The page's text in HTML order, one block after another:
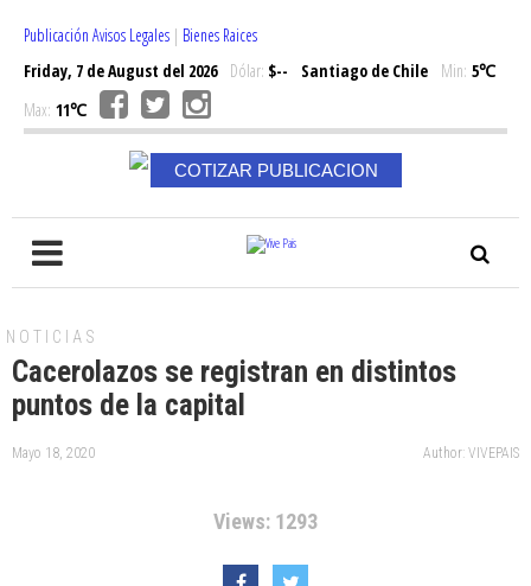
Publicación Avisos Legales | Bienes Raices
Friday, 7 de August del 2026Dólar: $-- Santiago de Chile Min: 5℃
Max: 11℃
COTIZAR PUBLICACION
NOTICIAS
Cacerolazos se registran en distintos
puntos de la capital
Mayo 18, 2020 Author: VIVEPAIS
Views: 1293